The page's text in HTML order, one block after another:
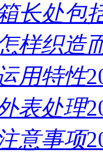
长处包
样织造
用特性
表处理
意事项